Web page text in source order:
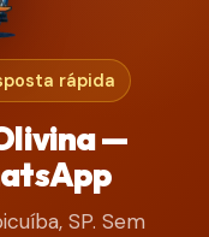
rápida
—
SP. Sem